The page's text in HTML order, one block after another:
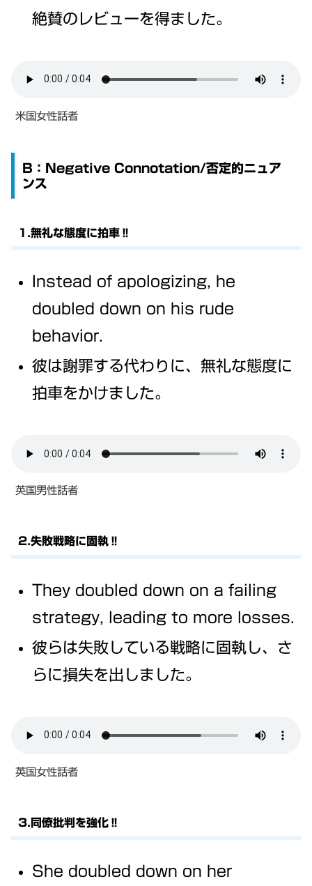
絶賛のレビューを得ました。
米国女性話者
B：Negative Connotation/否定的ニュア
ンス
1.無礼な態度に拍車‼
Instead of apologizing, he
doubled down on his rude
behavior.
彼は謝罪する代わりに、無礼な態度に
拍車をかけました。
英国男性話者
2.失敗戦略に固執‼
They doubled down on a failing
strategy, leading to more losses.
彼らは失敗している戦略に固執し、さ
らに損失を出しました。
英国女性話者
3.同僚批判を強化‼
She doubled down on her